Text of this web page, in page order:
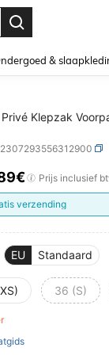
&
Privé Klepzak
AND
Prijs inclusief
verzending
EU Standaard
36 (S)